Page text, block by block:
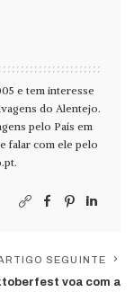
e tem interesse
do Alentejo.
pelo País em
falar com ele pelo
.
SEGUINTE
voa com a